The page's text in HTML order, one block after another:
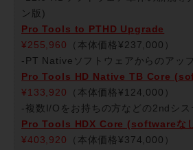
ン版)
Pro Tools to PTHD Upgrade
¥255,960
（本体価格¥237,000）
-PT Nativeソフトウェアからのアッ
Pro Tools HD Native TB Core
¥133,920
（本体価格¥124,000）
-複数I/Oをお持ちの方などの2ndシス
Pro Tools HDX Core (softwareな
¥403,920
（本体価格¥374,000）